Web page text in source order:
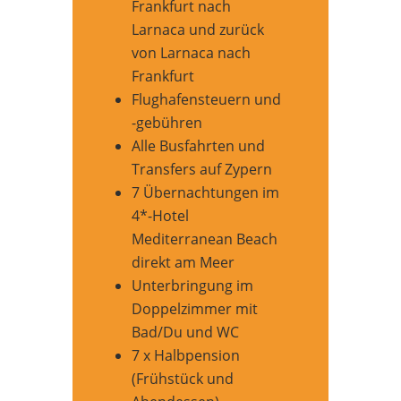
Frankfurt nach
Larnaca und zurück
von Larnaca nach
Frankfurt
Flughafensteuern und
-gebühren
Alle Busfahrten und
Transfers auf Zypern
7 Übernachtungen im
4*-Hotel
Mediterranean Beach
direkt am Meer
Unterbringung im
Doppelzimmer mit
Bad/Du und WC
7 x Halbpension
(Frühstück und